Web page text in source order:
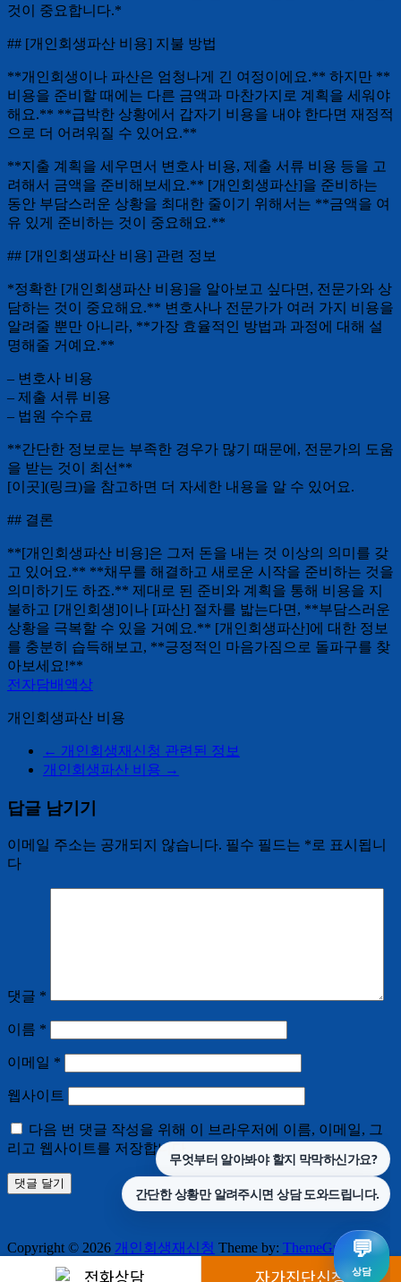
것이 중요합니다.*
## [개인회생파산 비용] 지불 방법
**개인회생이나 파산은 엄청나게 긴 여정이에요.** 하지만 **
비용을 준비할 때에는 다른 금액과 마찬가지로 계획을 세워야
해요.** **급박한 상황에서 갑자기 비용을 내야 한다면 재정적
으로 더 어려워질 수 있어요.**
**지출 계획을 세우면서 변호사 비용, 제출 서류 비용 등을 고
려해서 금액을 준비해보세요.** [개인회생파산]을 준비하는
동안 부담스러운 상황을 최대한 줄이기 위해서는 **금액을 여
유 있게 준비하는 것이 중요해요.**
## [개인회생파산 비용] 관련 정보
*정확한 [개인회생파산 비용]을 알아보고 싶다면, 전문가와 상
담하는 것이 중요해요.** 변호사나 전문가가 여러 가지 비용을
알려줄 뿐만 아니라, **가장 효율적인 방법과 과정에 대해 설
명해줄 거예요.**
– 변호사 비용
– 제출 서류 비용
– 법원 수수료
**간단한 정보로는 부족한 경우가 많기 때문에, 전문가의 도움
을 받는 것이 최선**
[이곳](링크)을 참고하면 더 자세한 내용을 알 수 있어요.
## 결론
**[개인회생파산 비용]은 그저 돈을 내는 것 이상의 의미를 갖
고 있어요.** **채무를 해결하고 새로운 시작을 준비하는 것을
의미하기도 하죠.** 제대로 된 준비와 계획을 통해 비용을 지
불하고 [개인회생]이나 [파산] 절차를 밟는다면, **부담스러운
상황을 극복할 수 있을 거예요.** [개인회생파산]에 대한 정보
를 충분히 습득해보고, **긍정적인 마음가짐으로 돌파구를 찾
아보세요!**
전자담배액상
개인회생파산 비용
← 개인회생재신청 관련된 정보
개인회생파산 비용 →
답글 남기기
이메일 주소는 공개되지 않습니다. 필수 필드는 * 로 표시됩니
다
댓글 *
이름 *
이메일 *
웹사이트
다음 번 댓글 작성을 위해 이 브라우저에 이름, 이메일, 그
리고 웹사이트를 저장합니다.
Copyright © 2026 개인회생재신청 Theme by: ThemeGrill
Powered by:
전화상담 자가진단신청